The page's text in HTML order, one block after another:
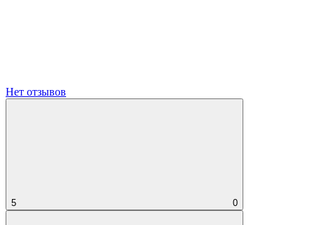
Нет отзывов
5 0